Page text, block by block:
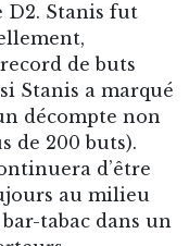
» a une très
simple qui
gauche de
qui arrivent dans
précises.
manque de
plus haut pour
Leclercq
dont le